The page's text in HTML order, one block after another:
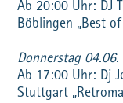
Ab 20:00 Uhr: DJ
Böblingen „Best
Donnerstag 04.06.
Ab 17:00 Uhr: Dj
Stuttgart